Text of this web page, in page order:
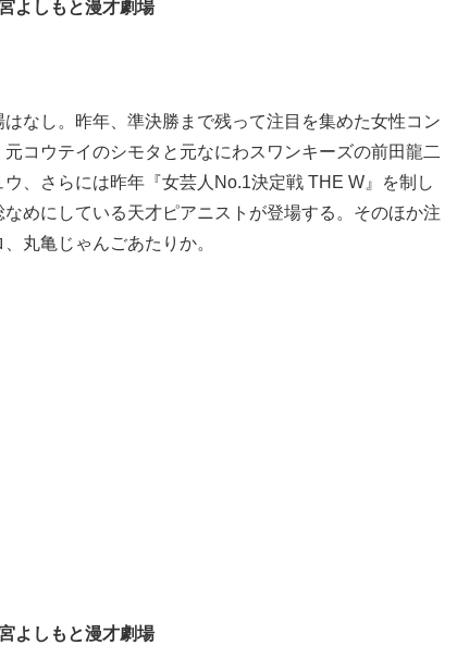
よしもと漫才劇場
なし。昨年、準決勝まで残って注目を集めた女性コン
コウテイのシモタと元なにわスワンキーズの前田龍二
、さらには昨年『女芸人No.1決定戦 THE W』を制し
めにしている天才ピアニストが登場する。そのほか注
丸亀じゃんごあたりか。
よしもと漫才劇場